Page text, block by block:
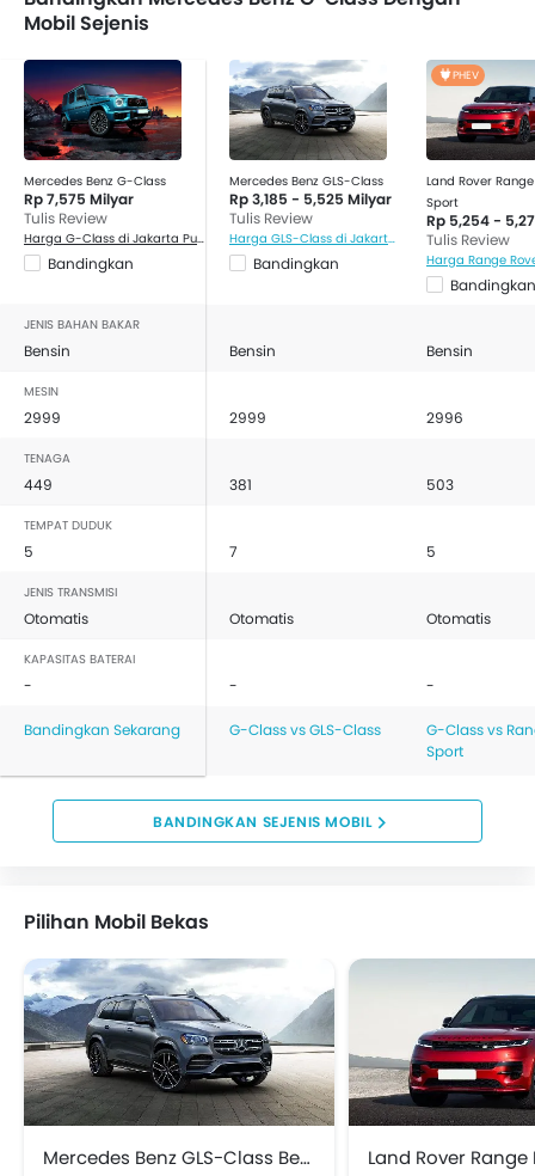
Mobil Sejenis
Mercedes Benz G-Class
Rp 7,575 Milyar
Tulis Review
Harga G-Class di Jakarta Pusat
Bandingkan
Mercedes Benz GLS-Class
Rp 3,185 - 5,525 Milyar
Tulis Review
Harga GLS-Class di Jakarta Pusat
Bandingkan
PHEV
Land Rover
Sport
Rp 5,254 -
Tulis Review
Bandingkan
JENIS BAHAN BAKAR
Bensin Bensin Bensin
MESIN
2999 2999 2996
TENAGA
449 381 503
TEMPAT DUDUK
5 7 5
JENIS TRANSMISI
Otomatis Otomatis Otomatis
KAPASITAS BATERAI
- - -
Bandingkan Sekarang G-Class vs GLS-Class
G-Class vs
Sport
BANDINGKAN SEJENIS MOBIL
Pilihan Mobil Bekas
Mercedes Benz GLS-Class Bekas